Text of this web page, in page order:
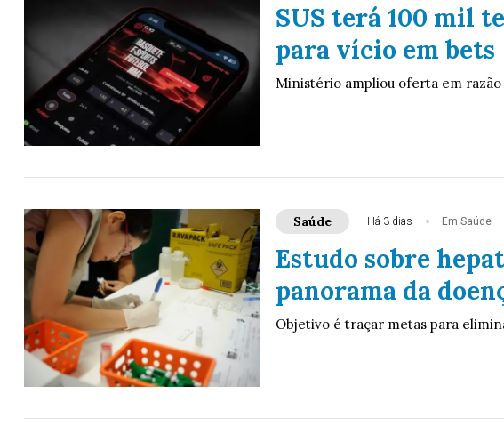
SUS terá 100 mil
para vício em bets
Ministério ampliou oferta em razão
Saúde Há 3 dias Em Saúde
Estudo sobre
panorama da
Objetivo é traçar metas para